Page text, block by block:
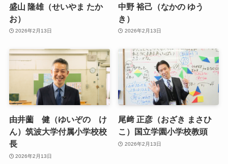
盛山 隆雄（せいやま たか
お）
2026年2月13日
中野 裕己（なかの ゆう
き）
2026年2月13日
由井薗 健（ゆいぞの け
ん）筑波大学付属小学校校
長
2026年2月13日
尾﨑 正彦（おざき まさひ
こ）国立学園小学校教頭
2026年2月13日